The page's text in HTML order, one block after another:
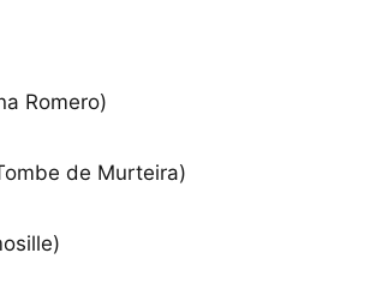
Romero)
de Murteira)